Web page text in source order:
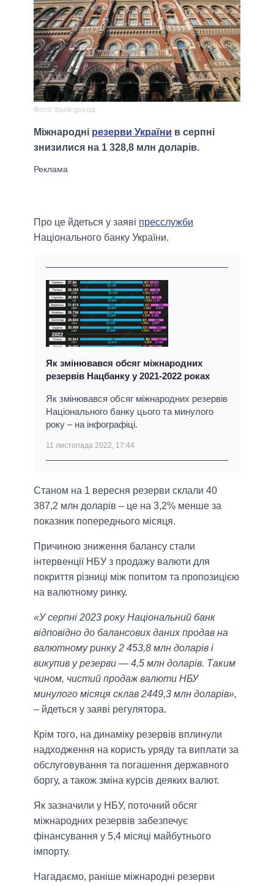
Фото: bank.gov.ua
Міжнародні резерви України в серпні
знизилися на 1 328,8 млн доларів.
Про це йдеться у заяві пресслужби
Національного банку України.
Як змінювався обсяг міжнародних
резервів Нацбанку у 2021-2022 роках
Як змінювався обсяг міжнародних резервів
Національного банку цього та минулого
року – на інфографіці.
11 листопада 2022, 17:44
Станом на 1 вересня резерви склали 40
387,2 млн доларів – це на 3,2% менше за
показник попереднього місяця.
Причиною зниження балансу стали
інтервенції НБУ з продажу валюти для
покриття різниці між попитом та пропозицією
на валютному ринку.
«У серпні 2023 року Національний банк
відповідно до балансових даних продав на
валютному ринку 2 453,8 млн доларів і
викупив у резерви — 4,5 млн доларів. Таким
чином, чистий продаж валюти НБУ
минулого місяця склав 2449,3 млн доларів»,
– йдеться у заяві регулятора.
Крім того, на динаміку резервів вплинули
надходження на користь уряду та виплати за
обслуговування та погашення державного
боргу, а також зміна курсів деяких валют.
Як зазначили у НБУ, поточний обсяг
міжнародних резервів забезпечує
фінансування у 5,4 місяці майбутнього
імпорту.
Нагадаємо, раніше міжнародні резерви